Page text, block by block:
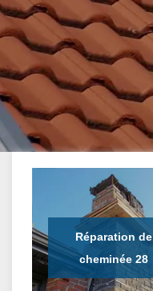
Réparation de
cheminée 28